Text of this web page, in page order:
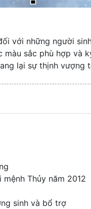
với những người
sắc phù hợp và
lại sự thịnh vượng
Thủy năm 2012
sinh và bổ trợ